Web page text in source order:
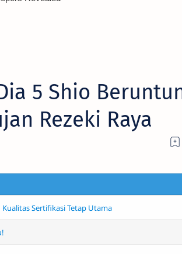
5 Shio
Rezeki Raya
Sertifikasi Tetap Utama